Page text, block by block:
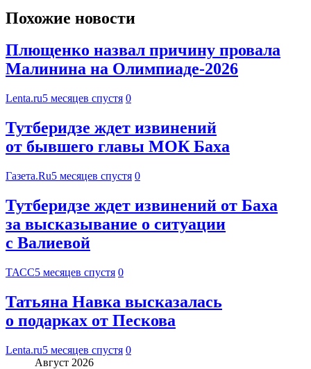
Похожие новости
Плющенко назвал причину провала
Малинина на Олимпиаде-2026
Lenta.ru5 месяцев спустя 0
Тутберидзе ждет извинений
от бывшего главы МОК Баха
Газета.Ru5 месяцев спустя 0
Тутберидзе ждет извинений от Баха
за высказывание о ситуации
с Валиевой
ТАСС5 месяцев спустя 0
Татьяна Навка высказалась
о подарках от Пескова
Lenta.ru5 месяцев спустя 0
Август 2026